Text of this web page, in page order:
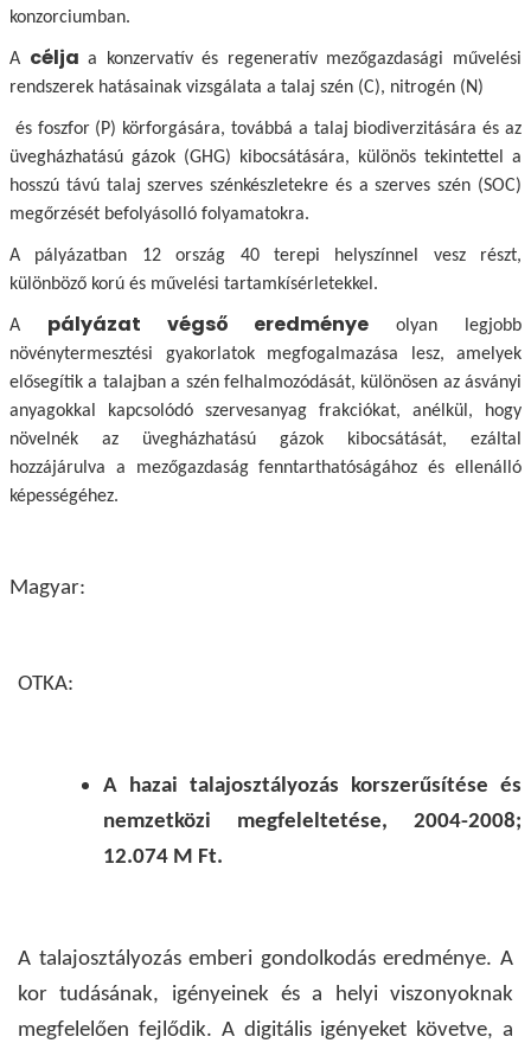
konzorciumban.
A célja a konzervatív és regeneratív mezőgazdasági művelési
rendszerek hatásainak vizsgálata a talaj szén (C), nitrogén (N)
és foszfor (P) körforgására, továbbá a talaj biodiverzitására és az
üvegházhatású gázok (GHG) kibocsátására, különös tekintettel a
hosszú távú talaj szerves szénkészletekre és a szerves szén (SOC)
megőrzését befolyásolló folyamatokra.
A pályázatban 12 ország 40 terepi helyszínnel vesz részt,
különböző korú és művelési tartamkísérletekkel.
A pályázat végső eredménye olyan legjobb
növénytermesztési gyakorlatok megfogalmazása lesz, amelyek
elősegítik a talajban a szén felhalmozódását, különösen az ásványi
anyagokkal kapcsolódó szervesanyag frakciókat, anélkül, hogy
növelnék az üvegházhatású gázok kibocsátását, ezáltal
hozzájárulva a mezőgazdaság fenntarthatóságához és ellenálló
képességéhez.
Magyar:
OTKA:
A hazai talajosztályozás korszerűsítése és
nemzetközi megfeleltetése, 2004-2008;
12.074 M Ft.
A talajosztályozás emberi gondolkodás eredménye. A
kor tudásának, igényeinek és a helyi viszonyoknak
megfelelően fejlődik. A digitális igényeket követve, a